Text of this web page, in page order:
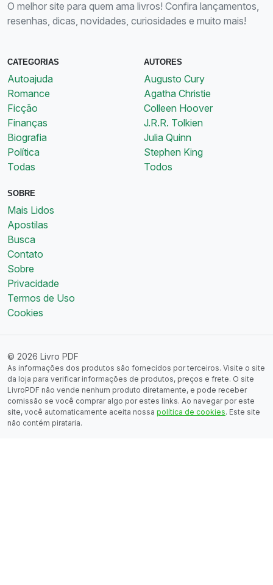
O melhor site para quem ama livros! Confira lançamentos,
resenhas, dicas, novidades, curiosidades e muito mais!
CATEGORIAS
Autoajuda
Romance
Ficção
Finanças
Biografia
Política
Todas
AUTORES
Augusto Cury
Agatha Christie
Colleen Hoover
J.R.R. Tolkien
Julia Quinn
Stephen King
Todos
SOBRE
Mais Lidos
Apostilas
Busca
Contato
Sobre
Privacidade
Termos de Uso
Cookies
© 2026 Livro PDF
As informações dos produtos são fornecidos por terceiros. Visite o site
da loja para verificar informações de produtos, preços e frete. O site
LivroPDF não vende nenhum produto diretamente, e pode receber
comissão se você comprar algo por estes links. Ao navegar por este
site, você automaticamente aceita nossa política de cookies. Este site
não contém pirataria.